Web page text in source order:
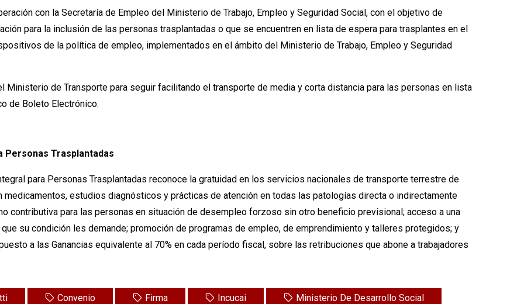
con la Secretaría de Empleo del Ministerio de Trabajo, Empleo y Seguridad Social, con el objetivo de
para la inclusión de las personas trasplantadas o que se encuentren en lista de espera para trasplantes en el
de la política de empleo, implementados en el ámbito del Ministerio de Trabajo, Empleo y Seguridad
Ministerio de Transporte para seguir facilitando el transporte de media y corta distancia para las personas en lista
de Boleto Electrónico.
Personas Trasplantadas
para Personas Trasplantadas reconoce la gratuidad en los servicios nacionales de transporte terrestre de
medicamentos, estudios diagnósticos y prácticas de atención en todas las patologías directa o indirectamente
contributiva para las personas en situación de desempleo forzoso sin otro beneficio previsional; acceso a una
su condición les demande; promoción de programas de empleo, de emprendimiento y talleres protegidos; y
a las Ganancias equivalente al 70% en cada período fiscal, sobre las retribuciones que abone a trabajadores
Convenio Firma Incucai
Ministerio De Desarrollo Social